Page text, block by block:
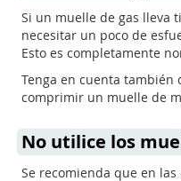
Si un muelle de gas lleva
necesitar un poco de
Esto es completamente
Tenga en cuenta
comprimir un muelle de
No utilice los
Se recomienda que en